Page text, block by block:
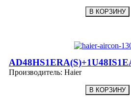
Производитель: Haier